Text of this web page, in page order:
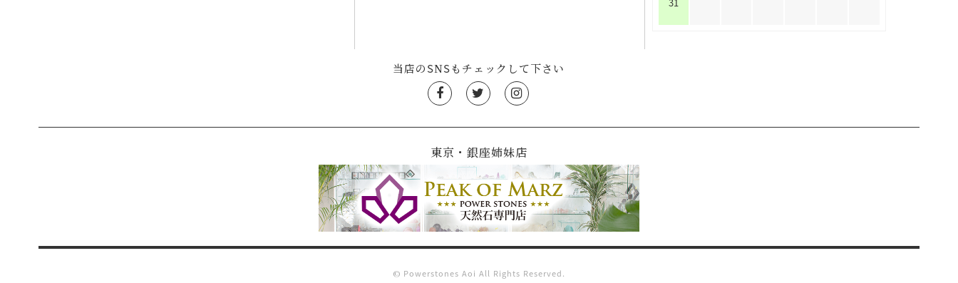
31
当店のSNSもチェックして下さい
東京・銀座姉妹店
© Powerstones Aoi All Rights Reserved.